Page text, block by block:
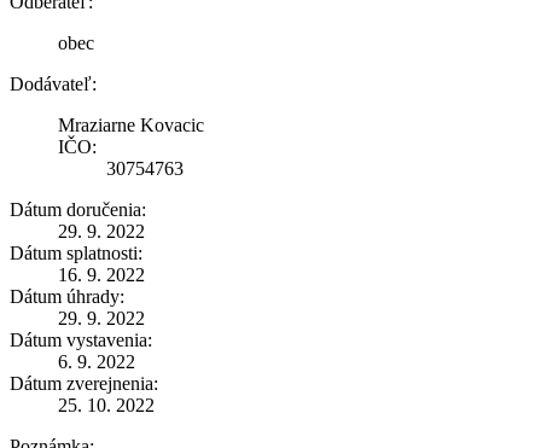
obec
Dodávateľ:
Mraziarne Kovacic
IČO:
30754763
Dátum doručenia:
29. 9. 2022
Dátum splatnosti:
16. 9. 2022
Dátum úhrady:
29. 9. 2022
Dátum vystavenia:
6. 9. 2022
Dátum zverejnenia:
25. 10. 2022